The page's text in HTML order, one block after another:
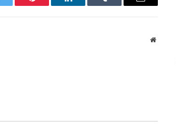
Pinterest LinkedIn Tumblr Email
Website